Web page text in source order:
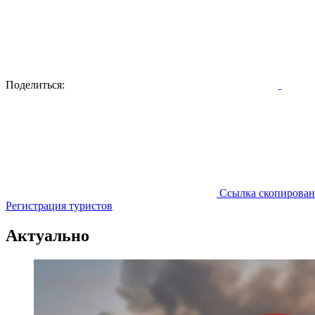
Поделиться:
Ссылка
Регистрация туристов
Актуально